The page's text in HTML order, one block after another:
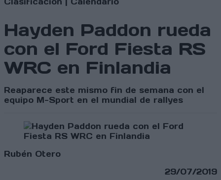
Hayden Paddon rueda
con el Ford Fiesta RS
WRC en Finlandia
Reaparece este mismo fin de semana con el
equipo M-Sport en el mundial de rallyes
Rubén Otero
29/07/2019